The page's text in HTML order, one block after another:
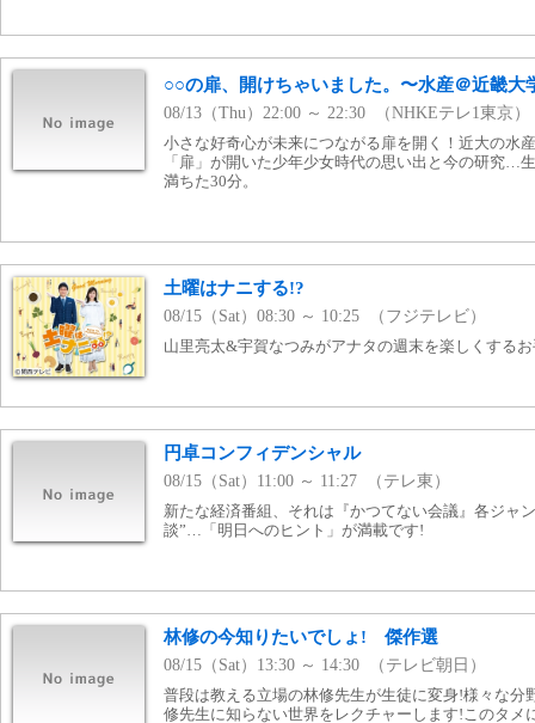
○○の扉、開けちゃいました。〜水産＠近畿大
08/13（Thu）22:00 ～ 22:30 （NHKEテレ1東京）
小さな好奇心が未来につながる扉を開く！近大の水
「扉」が開いた少年少女時代の思い出と今の研究…
満ちた30分。
土曜はナニする!?
08/15（Sat）08:30 ～ 10:25 （フジテレビ）
山里亮太&宇賀なつみがアナタの週末を楽しくする
円卓コンフィデンシャル
08/15（Sat）11:00 ～ 11:27 （テレ東）
新たな経済番組、それは『かつてない会議』各ジャ
談”…「明日へのヒント」が満載です!
林修の今知りたいでしょ! 傑作選
08/15（Sat）13:30 ～ 14:30 （テレビ朝日）
普段は教える立場の林修先生が生徒に変身!様々な分
修先生に知らない世界をレクチャーします!このタメ